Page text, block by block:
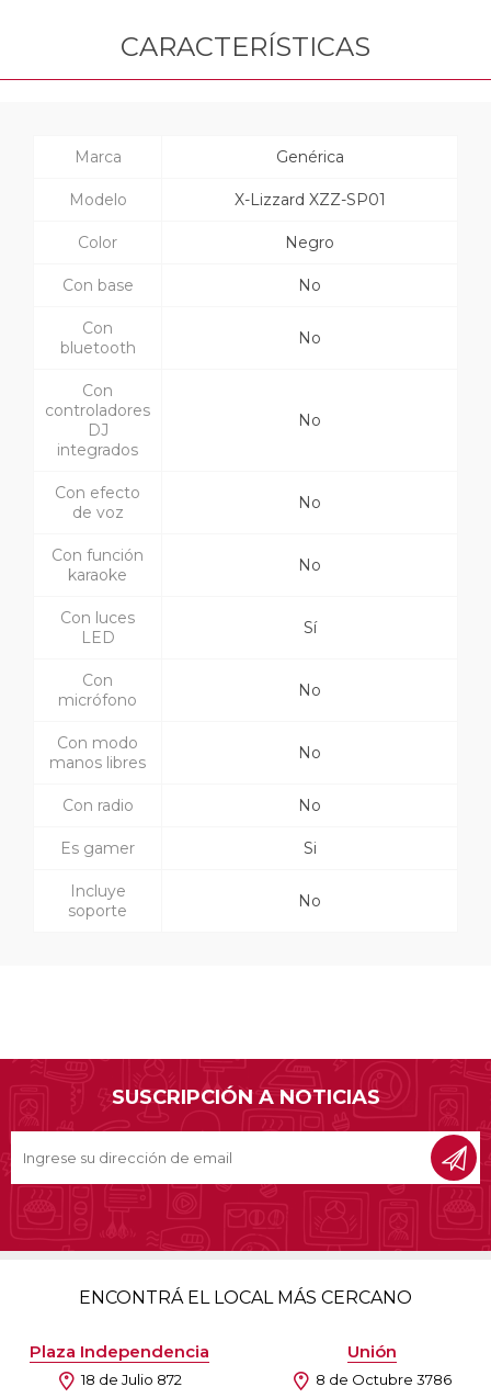
CARACTERÍSTICAS
Marca Genérica
Modelo X-Lizzard XZZ-SP01
Color Negro
Con base No
Con
bluetooth
No
Con
controladores
DJ
integrados
No
Con efecto
de voz
No
Con función
karaoke
No
Con luces
LED
Sí
Con
micrófono
No
Con modo
manos libres
No
Con radio No
Es gamer Si
Incluye
soporte
No
SUSCRIPCIÓN A NOTICIAS
ENCONTRÁ EL LOCAL MÁS CERCANO
Plaza Independencia
18 de Julio 872
Unión
8 de Octubre 3786